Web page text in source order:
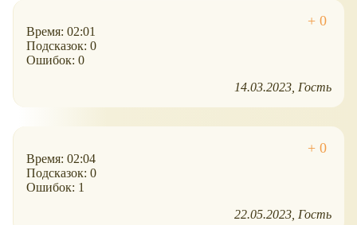
Время: 02:01
Подсказок: 0
Ошибок: 0
14.03.2023 Гость
Время: 02:04
Подсказок: 0
Ошибок: 1
22.05.2023 Гость